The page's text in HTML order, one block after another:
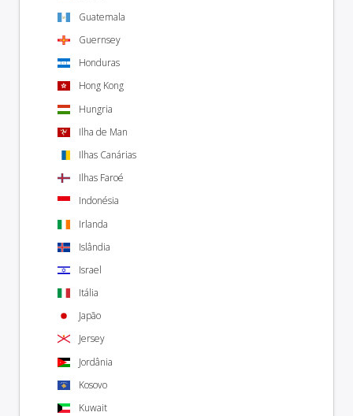
Guatemala
Guernsey
Honduras
Hong Kong
Hungria
Ilha de Man
Ilhas Canárias
Ilhas Faroé
Indonésia
Irlanda
Islândia
Israel
Itália
Japão
Jersey
Jordânia
Kosovo
Kuwait